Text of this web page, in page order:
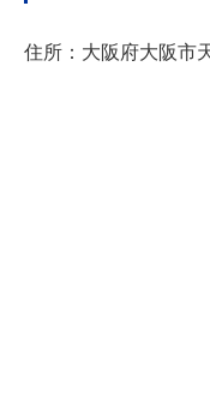
住所：大阪府大阪市